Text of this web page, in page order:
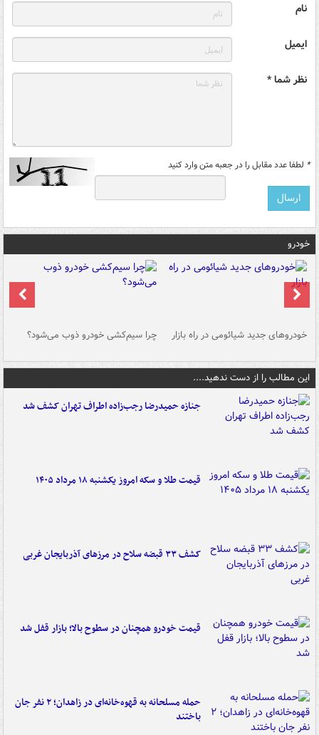
نام
ایمیل
نظر شما *
* لطفا عدد مقابل را در جعبه متن وارد کنید
خودرو
خودروهای جدید شیائومی در راه بازار چرا سیم‌کشی خودرو ذوب می‌شود؟
این مطالب را از دست ندهید....
جنازه حمیدرضا رجب‌زاده اطراف تهران کشف شد
قیمت طلا و سکه امروز یکشنبه ۱۸ مرداد ۱۴۰۵
کشف ۳۳ قبضه سلاح در مرزهای آذربایجان غربی
قیمت خودرو همچنان در سطوح بالا؛ بازار قفل شد
حمله مسلحانه به قهوه‌خانه‌ای در زاهدان؛ ۲ نفر جان
باختند